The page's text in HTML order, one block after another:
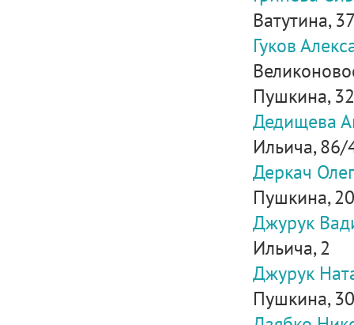
Ватутина,
Гуков
Пушкина, 32
Дедищева
Ильича, 86/
Деркач
Пушкина, 20
Джурук
Ильича, 2
Джурук
Пушкина, 30